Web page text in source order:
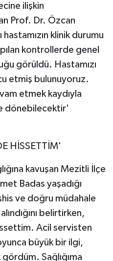
ilişkin
Prof. Dr. Özcan
klinik durumu
kontrollerde genel
görüldü. Hastamızı
etmiş bulunuyoruz.
etmek kaydıyla
dönebilecektir'
HİSSETTİM'
kavuşan Mezitli İlçe
Badas yaşadığı
ve doğru müdahale
belirtirken,
Acil servisten
büyük bir ilgi,
Sağlığıma